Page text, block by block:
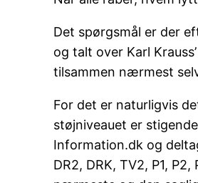
Det spørgsmål er der
og talt over Karl
tilsammen nærmest
For det er naturligvis
støjniveauet er
Information.dk og
DR2, DRK, TV2, P1,